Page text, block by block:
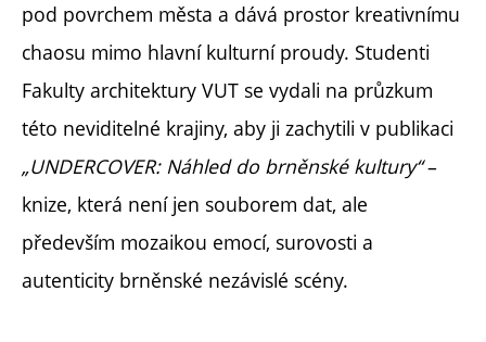
pod povrchem města a dává prostor kreativnímu
chaosu mimo hlavní kulturní proudy. Studenti
Fakulty architektury VUT se vydali na průzkum
této neviditelné krajiny, aby ji zachytili v publikaci
„UNDERCOVER: Náhled do brněnské kultury“–
knize, která není jen souborem dat, ale
především mozaikou emocí, surovosti a
autenticity brněnské nezávislé scény.